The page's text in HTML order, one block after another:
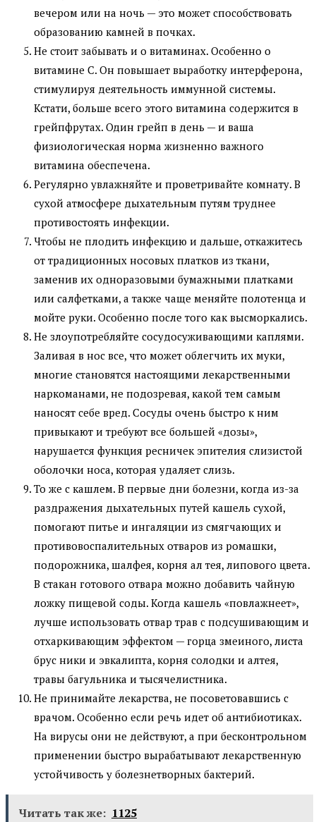
вечером или на ночь — это может способствовать
образованию камней в почках.
Не стоит забывать и о витаминах. Особенно о
витамине С. Он повышает выработку интерферона,
стимулируя деятельность иммунной системы.
Кстати, больше всего этого витамина содержится в
грейпфрутах. Один грейп в день — и ваша
физиологическая норма жизненно важного
витамина обеспечена.
Регулярно увлажняйте и проветривайте комнату. В
сухой атмосфере дыхательным путям труднее
противостоять инфекции.
Чтобы не плодить инфекцию и дальше, откажитесь
от традиционных носовых платков из ткани,
заменив их одноразовыми бумажными платками
или салфетками, а также чаще меняйте полотенца и
мойте руки. Особенно после того как высморкались.
Не злоупотребляйте сосудосуживающими каплями.
Заливая в нос все, что может облегчить их муки,
многие становятся настоящими лекарственными
наркоманами, не подозревая, какой тем самым
наносят себе вред. Сосуды очень быстро к ним
привыкают и требуют все большей «дозы»,
нарушается функция ресничек эпителия слизистой
оболочки носа, которая удаляет слизь.
То же с кашлем. В первые дни болезни, когда из-за
раздражения дыхательных путей кашель сухой,
помогают питье и ингаляции из смягчающих и
противовоспалительных отваров из ромашки,
подорожника, шалфея, корня ал тея, липового цвета.
В стакан готового отвара можно добавить чайную
ложку пищевой соды. Когда кашель «повлажнеет»,
лучше использовать отвар трав с подсушивающим и
отхаркивающим эффектом — горца змеиного, листа
брус ники и эвкалипта, корня солодки и алтея,
травы багульника и тысячелистника.
Не принимайте лекарства, не посоветовавшись с
врачом. Особенно если речь идет об антибиотиках.
На вирусы они не действуют, а при бесконтрольном
применении быстро вырабатывают лекарственную
устойчивость у болезнетворных бактерий.
Читать так же: 1125